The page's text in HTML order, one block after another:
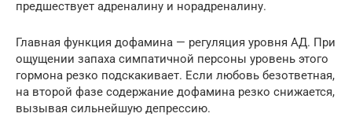
предшествует адреналину и норадреналину.
Главная функция дофамина — регуляция уровня АД. При
ощущении запаха симпатичной персоны уровень этого
гормона резко подскакивает. Если любовь безответная,
на второй фазе содержание дофамина резко снижается,
вызывая сильнейшую депрессию.